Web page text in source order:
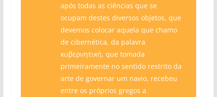
após todas as ciências que se
ocupam destes diversos objetos, que
devemos colocar aquela que chamo
de cibernética, da palavra
κυβερνητική, que tomada
primeiramente no sentido restrito da
arte de governar um navio, recebeu
entre os próprios gregos a